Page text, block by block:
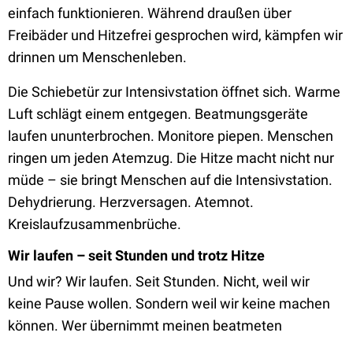
einfach funktionieren. Während draußen über
Freibäder und Hitzefrei gesprochen wird, kämpfen wir
drinnen um Menschenleben.
Die Schiebetür zur Intensivstation öffnet sich. Warme
Luft schlägt einem entgegen. Beatmungsgeräte
laufen ununterbrochen. Monitore piepen. Menschen
ringen um jeden Atemzug. Die Hitze macht nicht nur
müde – sie bringt Menschen auf die Intensivstation.
Dehydrierung. Herzversagen. Atemnot.
Kreislaufzusammenbrüche.
Wir laufen – seit Stunden und trotz Hitze
Und wir? Wir laufen. Seit Stunden. Nicht, weil wir
keine Pause wollen. Sondern weil wir keine machen
können. Wer übernimmt meinen beatmeten